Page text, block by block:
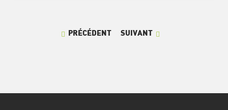
PRÉCÉDENT SUIVANT